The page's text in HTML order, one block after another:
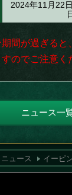
2024年11月22
間が過ぎると
のでご注意く
ニュース一
ニュース イーピ